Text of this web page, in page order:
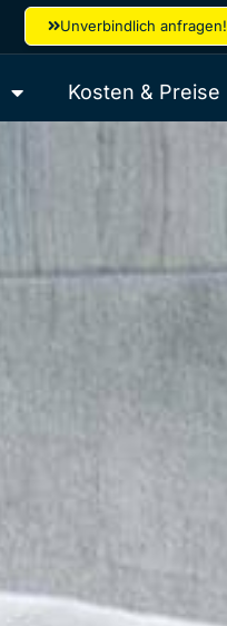
Unverbindlich anfragen!
Kosten & Preise